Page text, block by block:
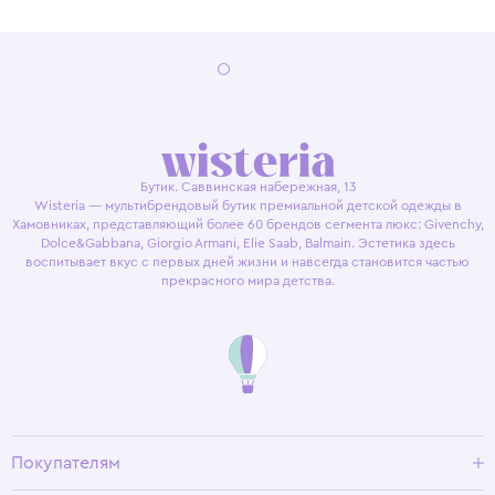
Бутик. Саввинская набережная, 13
Wisteria — мультибрендовый бутик премиальной детской одежды в
Хамовниках, представляющий более 60 брендов сегмента люкс: Givenchy,
Dolce&Gabbana, Giorgio Armani, Elie Saab, Balmain. Эстетика здесь
воспитывает вкус с первых дней жизни и навсегда становится частью
прекрасного мира детства.
Покупателям